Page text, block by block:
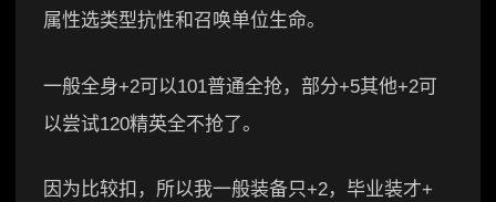
属性选类型抗性和召唤单位生命。
一般全身+2可以101普通全抢，部分+5其他+2可
以尝试120精英全不抢了。
因为比较扣，所以我一般装备只+2，毕业装才+